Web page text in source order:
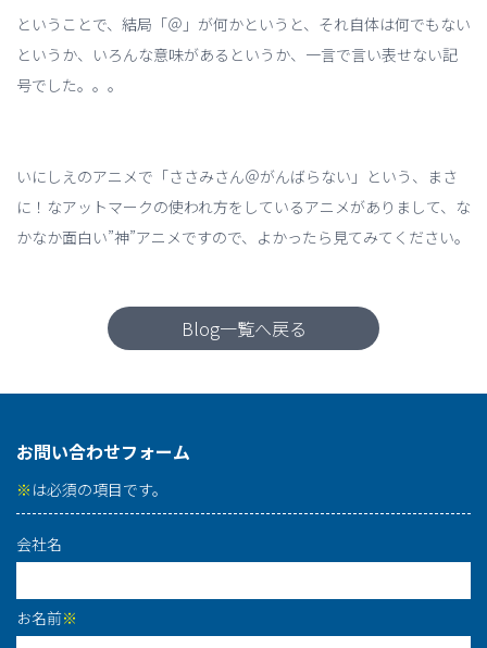
ということで、結局「＠」が何かというと、それ自体は何でもない
というか、いろんな意味があるというか、一言で言い表せない記
号でした。。。
いにしえのアニメで「ささみさん＠がんばらない」という、まさ
に！なアットマークの使われ方をしているアニメがありまして、な
かなか面白い”神”アニメですので、よかったら見てみてください。
Blog一覧へ戻る
お問い合わせフォーム
※ は必須の項目です。
会社名
お名前※